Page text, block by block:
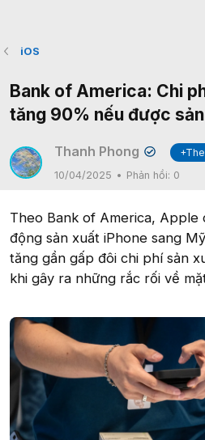
iOS
Bank of America: Chi
tăng 90% nếu được
Thanh Phong ✔
10/04/2025
Phản hồi: 0
Theo Bank of America,
động sản xuất iPhone sang
tăng gần gấp đôi chi phí sản
khi gây ra những rắc rối về